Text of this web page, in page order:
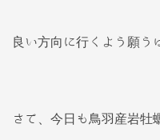
良い方向に行くよう願う
さて、今日も鳥羽産岩牡